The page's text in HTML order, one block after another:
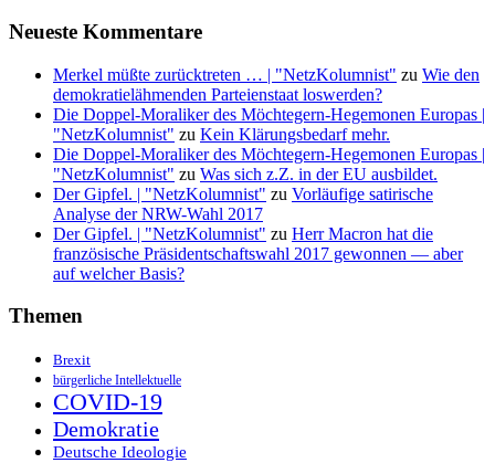
Neueste Kommentare
Merkel müßte zurücktreten … | "NetzKolumnist" zu Wie den
demokratielähmenden Parteienstaat loswerden?
Die Doppel-Moraliker des Möchtegern-Hegemonen Europas |
"NetzKolumnist" zu Kein Klärungsbedarf mehr.
Die Doppel-Moraliker des Möchtegern-Hegemonen Europas |
"NetzKolumnist" zu Was sich z.Z. in der EU ausbildet.
Der Gipfel. | "NetzKolumnist" zu Vorläufige satirische
Analyse der NRW-Wahl 2017
Der Gipfel. | "NetzKolumnist" zu Herr Macron hat die
französische Präsidentschaftswahl 2017 gewonnen — aber
auf welcher Basis?
Themen
Brexit
bürgerliche Intellektuelle
COVID-19
Demokratie
Deutsche Ideologie